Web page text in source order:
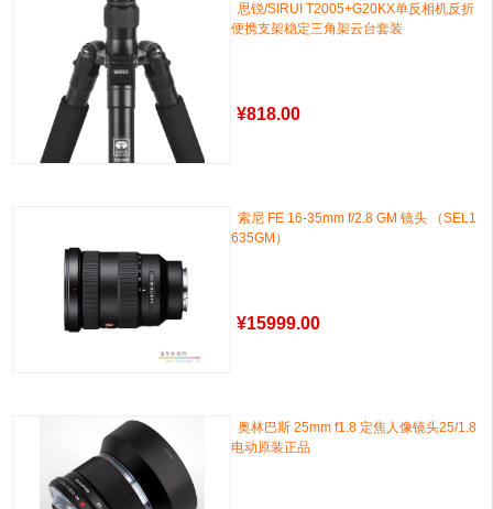
思锐/SIRUI T2005+G20KX单反相机反折
便携支架稳定三角架云台套装
¥818.00
索尼 FE 16-35mm f/2.8 GM 镜头 （SEL1
635GM）
¥15999.00
奥林巴斯 25mm f1.8 定焦人像镜头25/1.8
电动原装正品